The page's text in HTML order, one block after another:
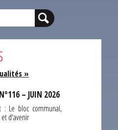
»
– JUIN 2026
: Le bloc communal,
d'avenir